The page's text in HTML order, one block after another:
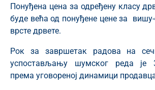
Понуђена цена за одређену класу
буде већа од понуђене цене за
врсте дрвете.
Рок за завршетак радова на
успостављању шумског реда је
према уговореној динамици